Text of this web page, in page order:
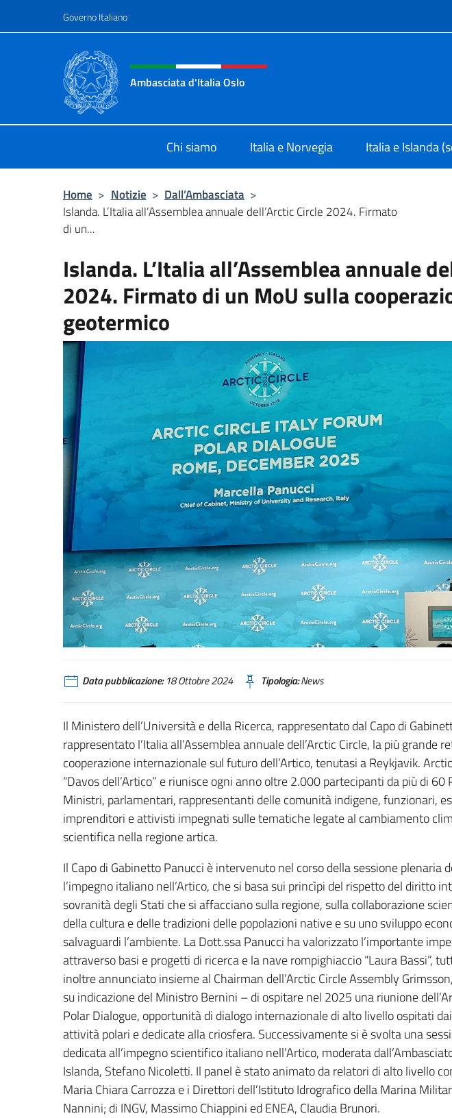
Governo Italiano
Intestazione sito, social e menù
Ambasciata d'Italia Oslo
Chi siamo Italia e Norvegia Italia e Islanda
Home > Notizie > Dall’Ambasciata >
Islanda. L’Italia all’Assemblea annuale dell’Arctic Circle 2024. Firmato
di un...
Islanda. L’Italia all’Assemblea annuale
2024. Firmato di un MoU sulla
geotermico
Data pubblicazione:18 Ottobre 2024 Tipologia:News
Il Ministero dell’Università e della Ricerca, rappresentato dal Capo di
rappresentato l’Italia all’Assemblea annuale dell’Arctic Circle, la più grande
cooperazione internazionale sul futuro dell’Artico, tenutasi a Reykjavik.
“Davos dell’Artico” e riunisce ogni anno oltre 2.000 partecipanti da più di 60
Ministri, parlamentari, rappresentanti delle comunità indigene, funzionari,
imprenditori e attivisti impegnati sulle tematiche legate al cambiamento
scientifica nella regione artica.
Il Capo di Gabinetto Panucci è intervenuto nel corso della sessione plenaria
l’impegno italiano nell’Artico, che si basa sui princìpi del rispetto del diritto
sovranità degli Stati che si affacciano sulla regione, sulla collaborazione
della cultura e delle tradizioni delle popolazioni native e su uno sviluppo
salvaguardi l’ambiente. La Dott.ssa Panucci ha valorizzato l’importante
attraverso basi e progetti di ricerca e la nave rompighiaccio “Laura Bassi”,
inoltre annunciato insieme al Chairman dell’Arctic Circle Assembly
su indicazione del Ministro Bernini – di ospitare nel 2025 una riunione
Polar Dialogue, opportunità di dialogo internazionale di alto livello ospitati
attività polari e dedicate alla criosfera. Successivamente si è svolta una
dedicata all’impegno scientifico italiano nell’Artico, moderata
Islanda, Stefano Nicoletti. Il panel è stato animato da relatori di alto livello
Maria Chiara Carrozza e i Direttori dell’Istituto Idrografico della Marina
Nannini; di INGV, Massimo Chiappini ed ENEA, Claudia Brunori.